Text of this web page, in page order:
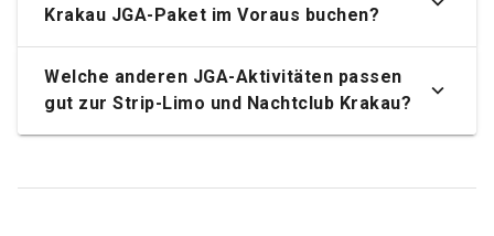
Krakau JGA-Paket im Voraus buchen?
Welche anderen JGA-Aktivitäten passen
gut zur Strip-Limo und Nachtclub Krakau?